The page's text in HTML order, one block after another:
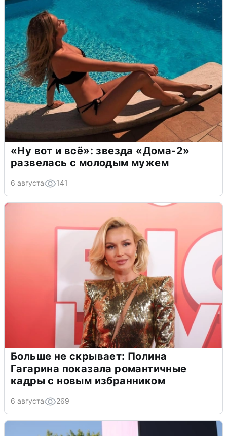
«Ну вот и всё»: звезда «Дома-2»
развелась с молодым мужем
6 августа 141
Больше не скрывает: Полина
Гагарина показала романтичные
кадры с новым избранником
6 августа 269